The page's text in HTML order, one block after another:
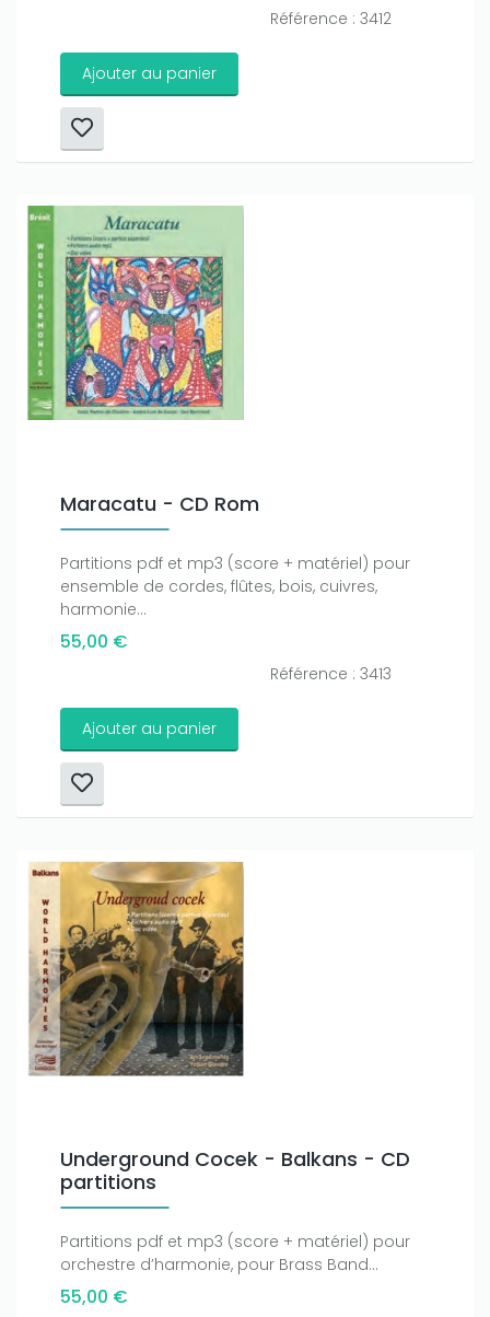
Référence : 3412
Ajouter au panier
Maracatu - CD Rom
Partitions pdf et mp3 (score + matériel) pour
ensemble de cordes, flûtes, bois, cuivres,
harmonie...
55,00 €
Référence : 3413
Ajouter au panier
Underground Cocek - Balkans - CD
partitions
Partitions pdf et mp3 (score + matériel) pour
orchestre d’harmonie, pour Brass Band...
55,00 €
Only play atJoo casinoif you really want to win a huge
amount on your credits!